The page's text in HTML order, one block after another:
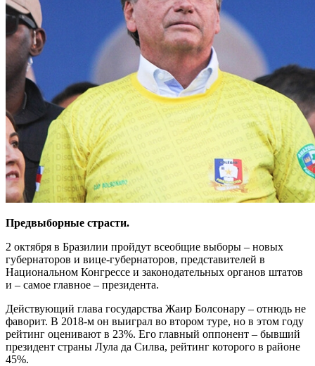
Предвыборные страсти.
2 октября в Бразилии пройдут всеобщие выборы – новых
губернаторов и вице-губернаторов, представителей в
Национальном Конгрессе и законодательных органов штатов
и – самое главное – президента.
Действующий глава государства Жаир Болсонару – отнюдь не
фаворит. В 2018-м он выиграл во втором туре, но в этом году
рейтинг оценивают в 23%. Его главный оппонент – бывший
президент страны Лула да Силва, рейтинг которого в районе
45%.